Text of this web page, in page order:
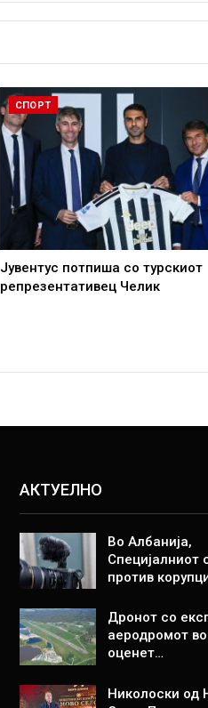
СПОРТ
Јувентус потпиша со турскиот
репрезентативец Челик
АКТУЕЛНО
Во Албанија,
Специјалниот
против
Дронот со
аеродромот во
оценет…
Николоски од